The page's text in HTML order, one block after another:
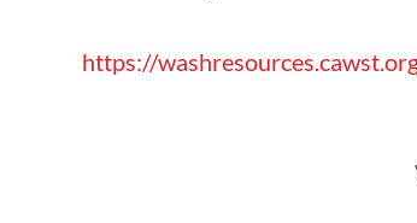
https://